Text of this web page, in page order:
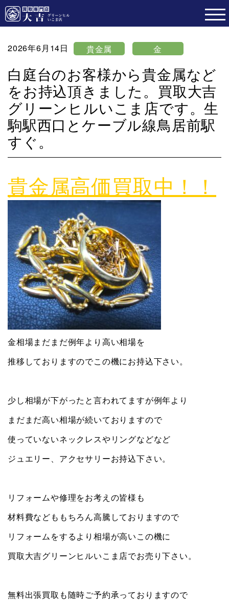
2026年6月14日 貴金属 金
白庭台のお客様から貴金属など
をお持込頂きました。買取大吉
グリーンヒルいこま店です。生
駒駅西口とケーブル線鳥居前駅
すぐ。
貴金属高価買取中！！
金相場まだまだ例年より高い相場を
推移しておりますのでこの機にお持込下さい。
少し相場が下がったと言われてますが例年より
まだまだ高い相場が続いておりますので
使っていないネックレスやリングなどなど
ジュエリー、アクセサリーお持込下さい。
リフォームや修理をお考えの皆様も
材料費などももちろん高騰しておりますので
リフォームをするより相場が高いこの機に
買取大吉グリーンヒルいこま店でお売り下さい。
無料出張買取も随時ご予約承っておりますので